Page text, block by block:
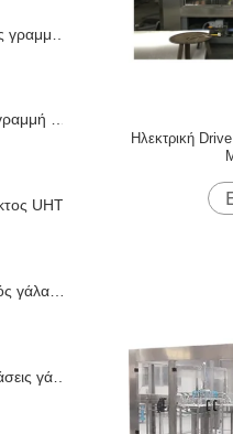
γάλακτος
μπουκαλιών γάλακτος
UHT
γάλακτος
γάλακτος
Ηλεκτρική